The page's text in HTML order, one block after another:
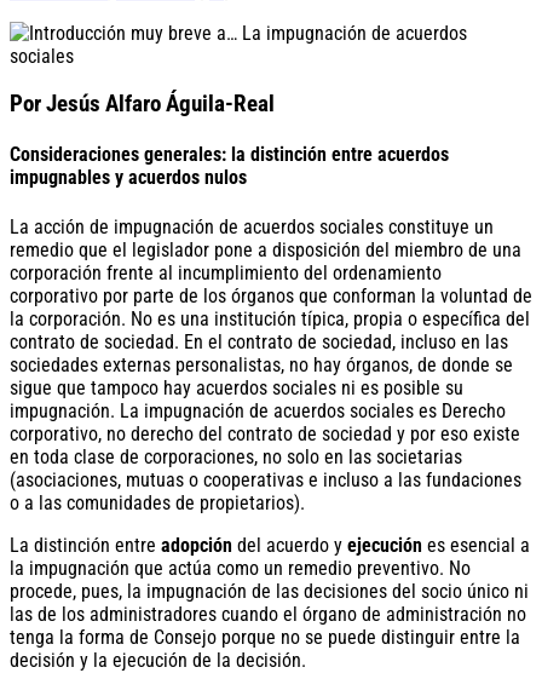
Por Jesús Alfaro Águila-Real
Consideraciones generales: la distinción entre acuerdos
impugnables y acuerdos nulos
La acción de impugnación de acuerdos sociales constituye un
remedio que el legislador pone a disposición del miembro de una
corporación frente al incumplimiento del ordenamiento
corporativo por parte de los órganos que conforman la voluntad de
la corporación. No es una institución típica, propia o específica del
contrato de sociedad. En el contrato de sociedad, incluso en las
sociedades externas personalistas, no hay órganos, de donde se
sigue que tampoco hay acuerdos sociales ni es posible su
impugnación. La impugnación de acuerdos sociales es Derecho
corporativo, no derecho del contrato de sociedad y por eso existe
en toda clase de corporaciones, no solo en las societarias
(asociaciones, mutuas o cooperativas e incluso a las fundaciones
o a las comunidades de propietarios).
La distinción entre adopción del acuerdo y ejecución es esencial a
la impugnación que actúa como un remedio preventivo. No
procede, pues, la impugnación de las decisiones del socio único ni
las de los administradores cuando el órgano de administración no
tenga la forma de Consejo porque no se puede distinguir entre la
decisión y la ejecución de la decisión.